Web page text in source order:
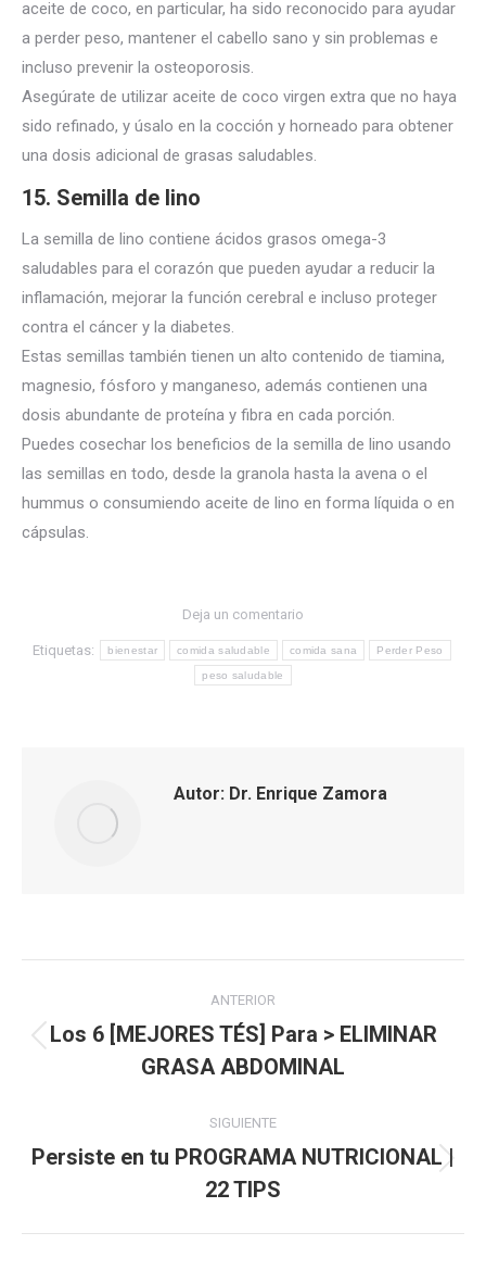
aceite de coco, en particular, ha sido reconocido para ayudar
a perder peso, mantener el cabello sano y sin problemas e
incluso prevenir la osteoporosis.
Asegúrate de utilizar aceite de coco virgen extra que no haya
sido refinado, y úsalo en la cocción y horneado para obtener
una dosis adicional de grasas saludables.
15. Semilla de lino
La semilla de lino contiene ácidos grasos omega-3
saludables para el corazón que pueden ayudar a reducir la
inflamación, mejorar la función cerebral e incluso proteger
contra el cáncer y la diabetes.
Estas semillas también tienen un alto contenido de tiamina,
magnesio, fósforo y manganeso, además contienen una
dosis abundante de proteína y fibra en cada porción.
Puedes cosechar los beneficios de la semilla de lino usando
las semillas en todo, desde la granola hasta la avena o el
hummus o consumiendo aceite de lino en forma líquida o en
cápsulas.
Deja un comentario
Etiquetas: bienestar comida saludable comida sana Perder Peso
peso saludable
Autor: Dr. Enrique Zamora
entre
publicaciones
ANTERIOR
Publicación
anterior:
Los 6 [MEJORES TÉS] Para > ELIMINAR
GRASA ABDOMINAL
SIGUIENTE
Publicación
siguiente:
Persiste en tu PROGRAMA NUTRICIONAL |
22 TIPS